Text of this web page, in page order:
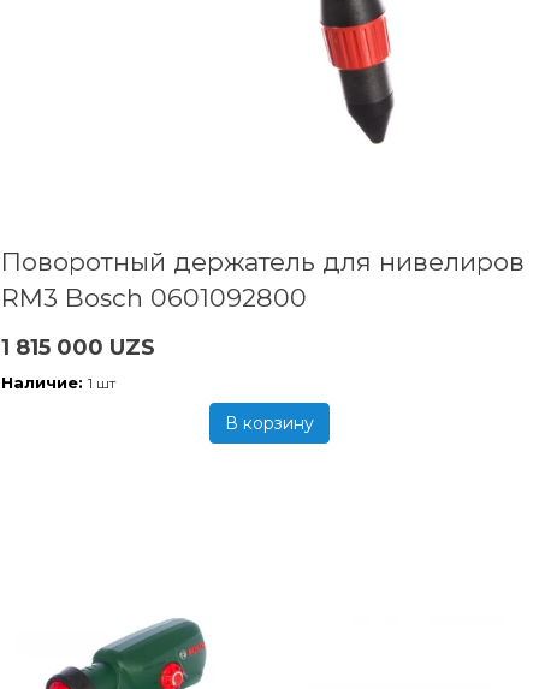
Поворотный держатель для нивелиров
RM3 Bosch 0601092800
1 815 000 UZS
Наличие: 1 шт
В корзину